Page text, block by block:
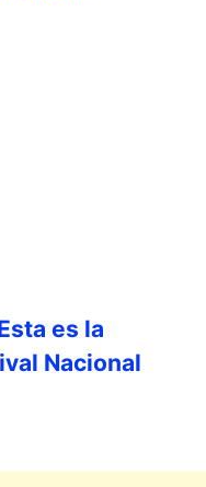
es la
Nacional